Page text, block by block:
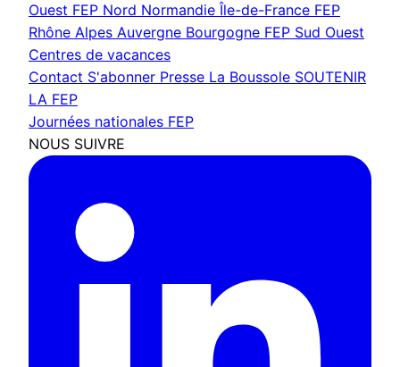
Ouest FEP Nord Normandie Île-de-France FEP
Rhône Alpes Auvergne Bourgogne FEP Sud Ouest
Centres de vacances
Contact S'abonner Presse La Boussole SOUTENIR
LA FEP
Journées nationales FEP
NOUS SUIVRE